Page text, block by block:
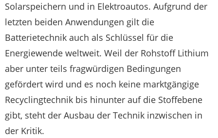
Solarspeichern und in Elektroautos. Aufgrund der
letzten beiden Anwendungen gilt die
Batterietechnik auch als Schlüssel für die
Energiewende weltweit. Weil der Rohstoff Lithium
aber unter teils fragwürdigen Bedingungen
gefördert wird und es noch keine marktgängige
Recyclingtechnik bis hinunter auf die Stoffebene
gibt, steht der Ausbau der Technik inzwischen in
der Kritik.